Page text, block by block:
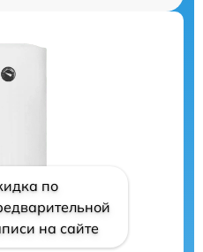
по
на сайте